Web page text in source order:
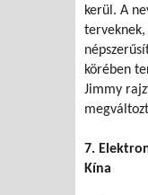
kerül. A
körében
Jimmy
7.
Kína